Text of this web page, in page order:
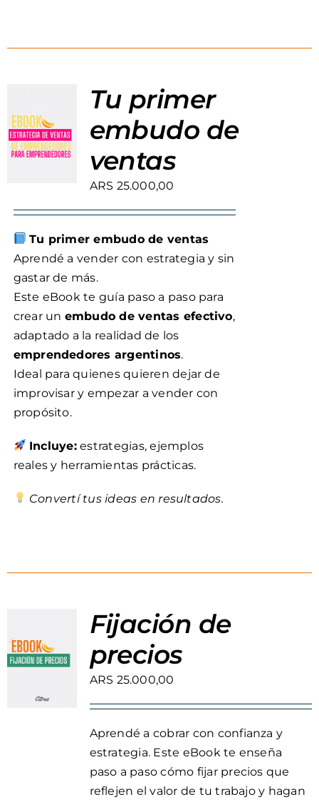
Tu primer
embudo de
ventas
ARS 25.000,00
Tu primer embudo de ventas
Aprendé a vender con estrategia y sin
gastar de más.
Este eBook te guía paso a paso para
crear un embudo de ventas efectivo,
adaptado a la realidad de los
emprendedores argentinos.
Ideal para quienes quieren dejar de
improvisar y empezar a vender con
propósito.
Incluye:estrategias, ejemplos
reales y herramientas prácticas.
Convertí tus ideas en resultados.
Fijación de
precios
ARS 25.000,00
Aprendé a cobrar con confianza y
estrategia. Este eBook te enseña
paso a paso cómo fijar precios que
reflejen el valor de tu trabajo y hagan